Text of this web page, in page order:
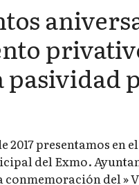
pasividad
2017 presentamos
del Exmo.
conmemoración del »